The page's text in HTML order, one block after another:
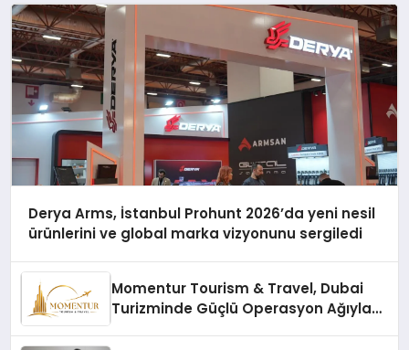
Derya Arms, İstanbul Prohunt 2026’da yeni nesil
ürünlerini ve global marka vizyonunu sergiledi
Momentur Tourism & Travel, Dubai
Turizminde Güçlü Operasyon Ağıyla